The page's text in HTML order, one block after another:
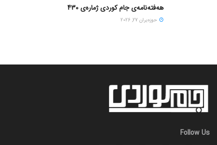
هەفتەنامەی جام کوردی ژمارەی 430
حوزه‌یران 27, 2026
Follow Us